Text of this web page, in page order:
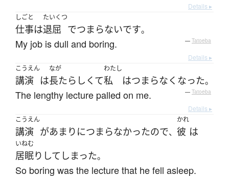
Details ▸
しごと
仕事は
たいくつ
退屈 でつまらないです。
My job is dull and boring. — Tatoeba
Details ▸
こうえん
講演 は
なが
長たらしくて
わたし
私 はつまらなく なった。
The lengthy lecture palled on me. — Tatoeba
Details ▸
こうえん
講演 があまりにつまらなかったので、
かれ
彼 は
いねむ
居眠り して しまった。
So boring was the lecture that he fell asleep.